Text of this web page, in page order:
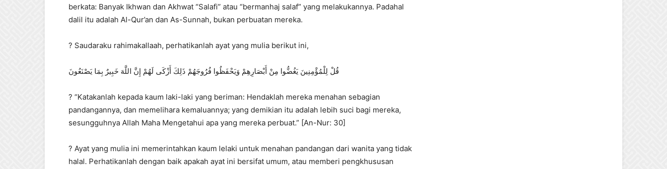
berkata: Banyak Ikhwan dan Akhwat “Salafi” atau “bermanhaj salaf” yang melakukannya. Padahal
dalil itu adalah Al-Qur’an dan As-Sunnah, bukan perbuatan mereka.
? Saudaraku rahimakallaah, perhatikanlah ayat yang mulia berikut ini,
قُلْ لِلْمُؤْمِنِينَ يَغُضُّوا مِنْ أَبْصَارِهِمْ وَيَحْفَظُوا فُرُوجَهُمْ ذَلِكَ أَزْكَى لَهُمْ إِنَّ اللَّهَ خَبِيرٌ بِمَا يَصْنَعُونَ
? “Katakanlah kepada kaum laki-laki yang beriman: Hendaklah mereka menahan sebagian
pandangannya, dan memelihara kemaluannya; yang demikian itu adalah lebih suci bagi mereka,
sesungguhnya Allah Maha Mengetahui apa yang mereka perbuat.” [An-Nur: 30]
? Ayat yang mulia ini memerintahkan kaum lelaki untuk menahan pandangan dari wanita yang tidak
halal. Perhatikanlah dengan baik apakah ayat ini bersifat umum, atau memberi pengkhususan